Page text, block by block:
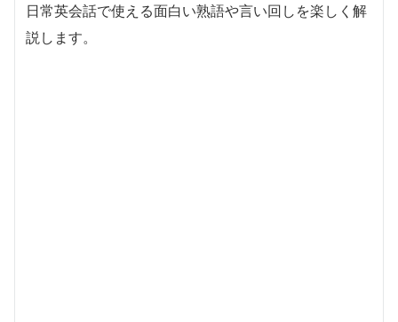
日常英会話で使える面白い熟語や言い回しを楽しく解
説します。